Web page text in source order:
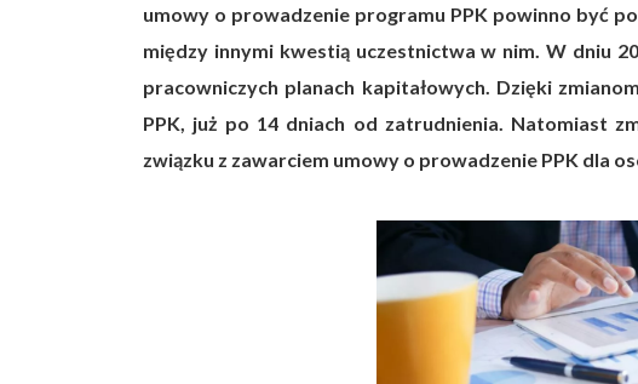
umowy o prowadzenie programu PPK powinno być
między innymi kwestią uczestnictwa w nim. W dniu
pracowniczych planach kapitałowych. Dzięki
PPK, już po 14 dniach od zatrudnienia. Natomiast
związku z zawarciem umowy o prowadzenie PPK dla